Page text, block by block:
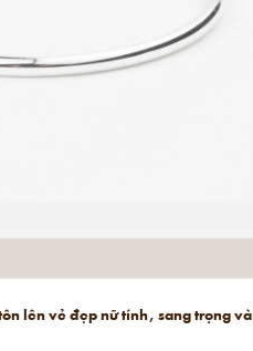
lên vẻ đẹp nữ tính, sang trọng